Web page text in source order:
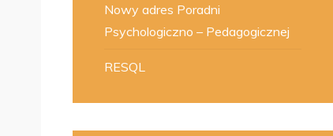
Nowy adres Poradni
Psychologiczno – Pedagogicznej
RESQL